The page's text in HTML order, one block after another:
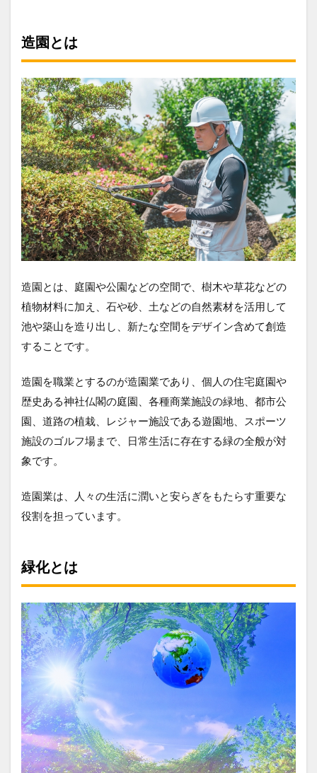
造園とは
造園とは、庭園や公園などの空間で、樹木や草花などの
植物材料に加え、石や砂、土などの自然素材を活用して
池や築山を造り出し、新たな空間をデザイン含めて創造
することです。
造園を職業とするのが造園業であり、個人の住宅庭園や
歴史ある神社仏閣の庭園、各種商業施設の緑地、都市公
園、道路の植栽、レジャー施設である遊園地、スポーツ
施設のゴルフ場まで、日常生活に存在する緑の全般が対
象です。
造園業は、人々の生活に潤いと安らぎをもたらす重要な
役割を担っています。
緑化とは